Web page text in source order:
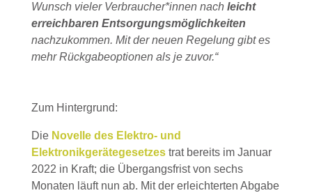
Wunsch vieler Verbraucher*innen nach leicht
erreichbaren Entsorgungsmöglichkeiten
nachzukommen. Mit der neuen Regelung gibt es
mehr Rückgabeoptionen als je zuvor.“
Zum Hintergrund:
Die Novelle des Elektro- und
Elektronikgerätegesetzestrat bereits im Januar
2022 in Kraft; die Übergangsfrist von sechs
Monaten läuft nun ab. Mit der erleichterten Abgabe